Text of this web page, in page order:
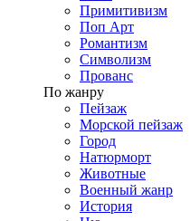
Примитивизм
Поп Арт
Романтизм
Символизм
Прованс
По жанру
Пейзаж
Морской пейзаж
Город
Натюрморт
Животные
Военный жанр
История